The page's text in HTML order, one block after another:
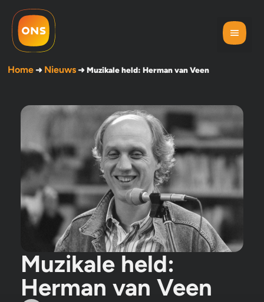
Home➜ Nieuws➜Muzikale held: Herman van Veen
Muzikale held:
Herman van Veen